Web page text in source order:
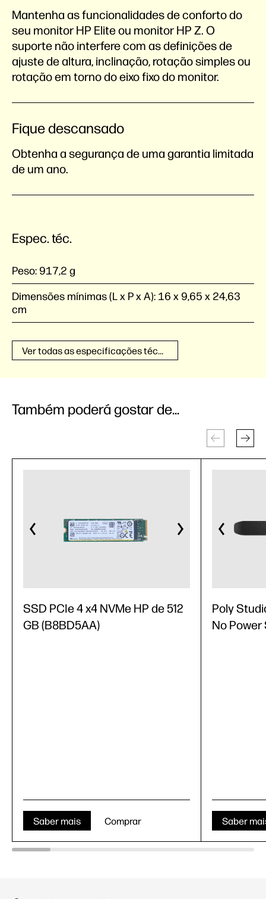
Mantenha as funcionalidades de conforto do
seu monitor HP Elite ou monitor HP Z. O
suporte não interfere com as definições de
ajuste de altura, inclinação, rotação simples ou
rotação em torno do eixo fixo do monitor.
Fique descansado
Obtenha a segurança de uma garantia limitada
de um ano.
Espec. téc.
Peso:917,2 g
Dimensões mínimas (L x P x A): 16 x 9,65 x 24,63
cm
Ver todas as especificações técnicas
Também poderá gostar de...
SSD PCIe 4 x4 NVMe HP de 512
GB (B8BD5AA)
Saber mais Comprar
Poly
No Power
Saber